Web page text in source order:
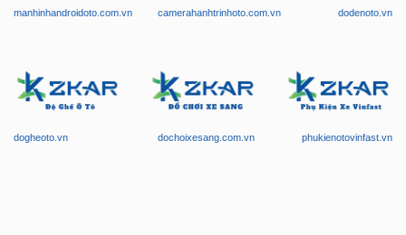
manhinhandroidoto.com.vn camerahanhtrinhoto.com.vn dodenoto.vn
dogheoto.vn dochoixesang.com.vn phukienotovinfast.vn